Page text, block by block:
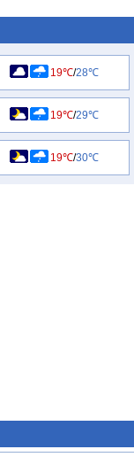
19℃/28℃
19℃/29℃
19℃/30℃